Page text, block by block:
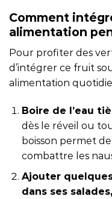
Comment
alimentation
Pour profiter des
d’intégrer ce fruit
alimentation
Boire de l’eau
dès le réveil ou
boisson permet
combattre les
Ajouter
dans ses